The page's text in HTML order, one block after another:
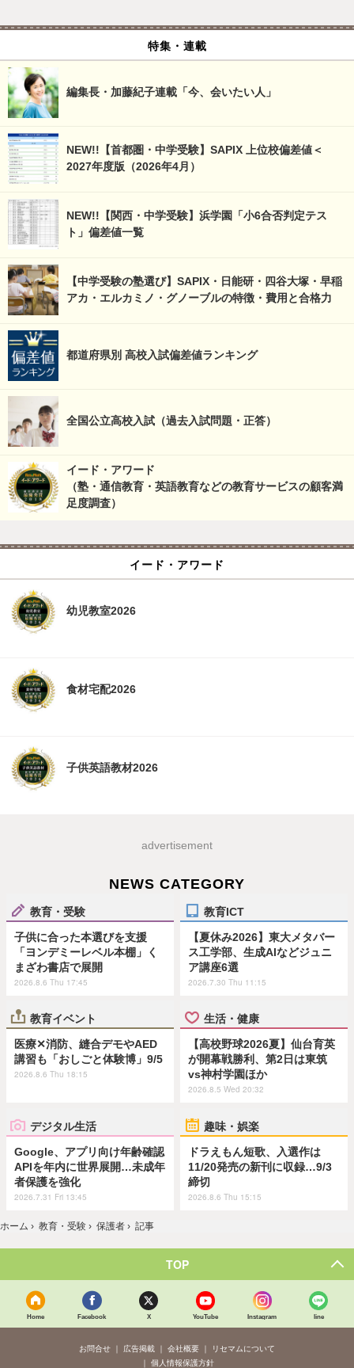
特集・連載
編集長・加藤紀子連載「今、会いたい人」
NEW!!【首都圏・中学受験】SAPIX 上位校偏差値＜
2027年度版（2026年4月）
NEW!!【関西・中学受験】浜学園「小6合否判定テス
ト」偏差値一覧
【中学受験の塾選び】SAPIX・日能研・四谷大塚・早稲
アカ・エルカミノ・グノーブルの特徴・費用と合格力
都道府県別 高校入試偏差値ランキング
全国公立高校入試（過去入試問題・正答）
イード・アワード
（塾・通信教育・英語教育などの教育サービスの顧客満
足度調査）
イード・アワード
幼児教室2026
食材宅配2026
子供英語教材2026
advertisement
NEWS CATEGORY
教育・受験
子供に合った本選びを支援
「ヨンデミーレベル本棚」く
まざわ書店で展開
2026.8.6 Thu 17:45
教育ICT
【夏休み2026】東大メタバー
ス工学部、生成AIなどジュニ
ア講座6選
2026.7.30 Thu 11:15
教育イベント
医療✕消防、縫合デモやAED
講習も「おしごと体験博」9/5
2026.8.6 Thu 18:15
生活・健康
【高校野球2026夏】仙台育英
が開幕戦勝利、第2日は東筑
vs神村学園ほか
2026.8.5 Wed 20:32
デジタル生活
Google、アプリ向け年齢確認
APIを年内に世界展開…未成年
者保護を強化
2026.7.31 Fri 13:45
趣味・娯楽
ドラえもん短歌、入選作は
11/20発売の新刊に収録…9/3
締切
2026.8.6 Thu 15:15
ホーム › 教育・受験 › 保護者 › 記事
TOP
Home Facebook X YouTube Instagram line
お問合せ 広告掲載 会社概要
リセマムについて
個人情報保護方針